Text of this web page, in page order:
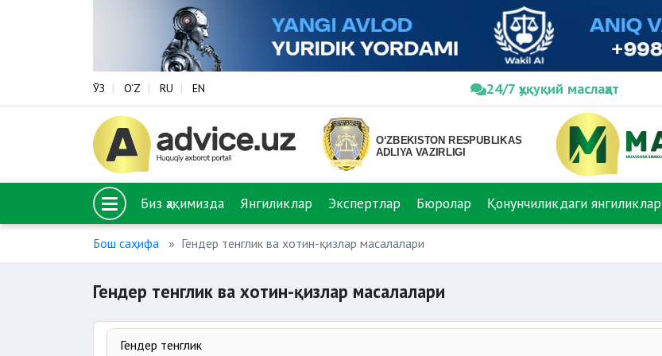
ЎЗ O‘Z RU EN 24/7 ҳуқуқий маслаҳат
Биз ҳақимизда Янгиликлар Экспертлар Бюролар Қонунчиликдаги янгиликлар
Бош саҳифа Гендер тенглик ва хотин-қизлар масалалари
Гендер тенглик ва хотин-қизлар масалалари
Гендер тенглик